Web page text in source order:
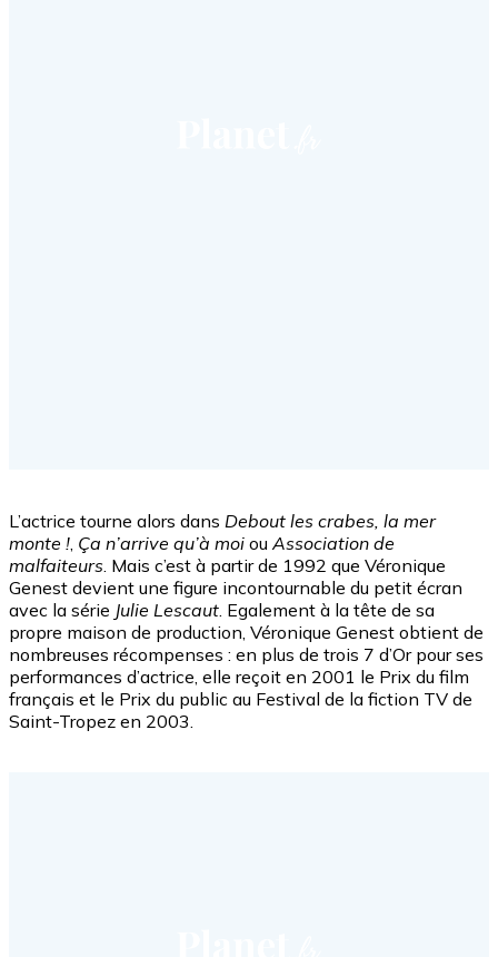
L’actrice tourne alors dans Debout les crabes, la mer
monte ! Ça n’arrive qu’à moi ou Association de
malfaiteurs . Mais c’est à partir de 1992 que Véronique
Genest devient une figure incontournable du petit écran
avec la série Julie Lescaut . Egalement à la tête de sa
propre maison de production, Véronique Genest obtient de
nombreuses récompenses : en plus de trois 7 d’Or pour ses
performances d’actrice, elle reçoit en 2001 le Prix du film
français et le Prix du public au Festival de la fiction TV de
Saint-Tropez en 2003.